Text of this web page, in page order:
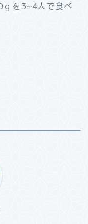
を3~4人で食べ